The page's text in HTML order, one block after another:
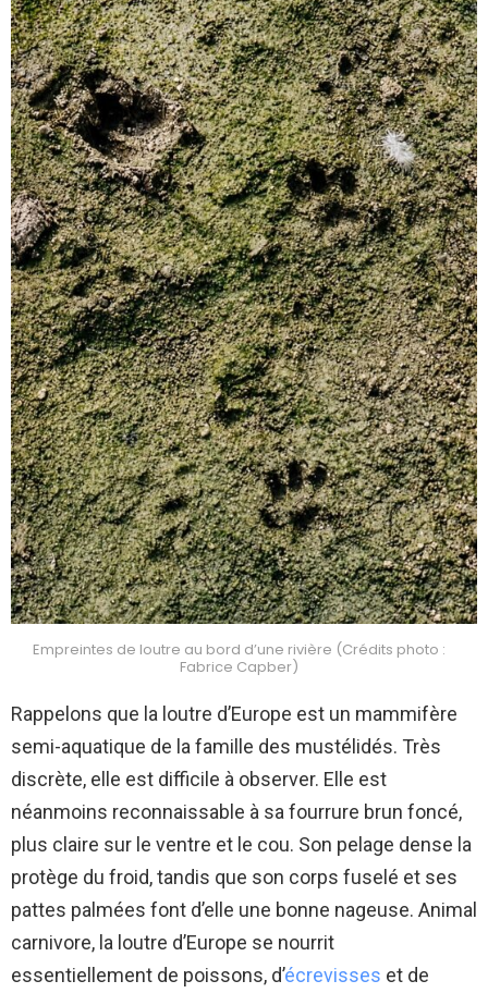
Empreintes de loutre au bord d’une rivière (Crédits photo :
Fabrice Capber)
Rappelons que la loutre d’Europe est un mammifère
semi-aquatique de la famille des mustélidés. Très
discrète, elle est difficile à observer. Elle est
néanmoins reconnaissable à sa fourrure brun foncé,
plus claire sur le ventre et le cou. Son pelage dense la
protège du froid, tandis que son corps fuselé et ses
pattes palmées font d’elle une bonne nageuse. Animal
carnivore, la loutre d’Europe se nourrit
essentiellement de poissons, d’écrevisses et de